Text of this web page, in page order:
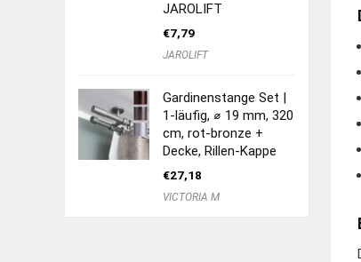
JAROLIFT
€7,79
JAROLIFT
Gardinenstange Set |
1-läufig, ⌀ 19 mm, 320
cm, rot-bronze +
Decke, Rillen-Kappe
€27,18
VICTORIA M